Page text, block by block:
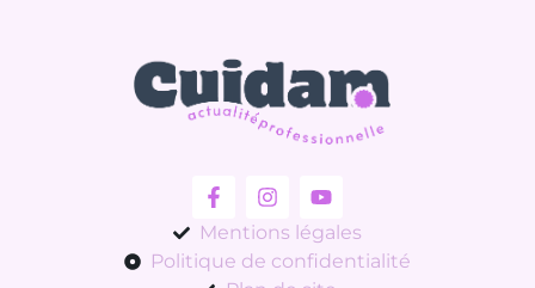
Mentions légales
Politique de confidentialité